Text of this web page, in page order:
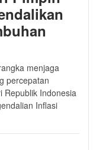
menjaga
percepatan
Republik Indonesia
Inflasi